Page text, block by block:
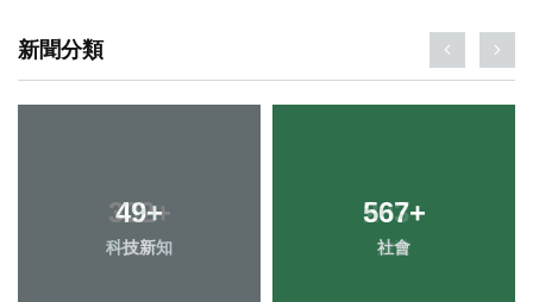
新聞分類
49+
科技新知
567+
社會